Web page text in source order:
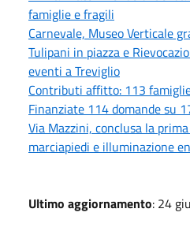
famiglie e fragili
Carnevale, Museo Verticale
Tulipani in piazza e
eventi a Treviglio
Contributi affitto: 113
Finanziate 114 domande su
Via Mazzini, conclusa la
marciapiedi e illuminazione
Ultimo aggiornamento: 24